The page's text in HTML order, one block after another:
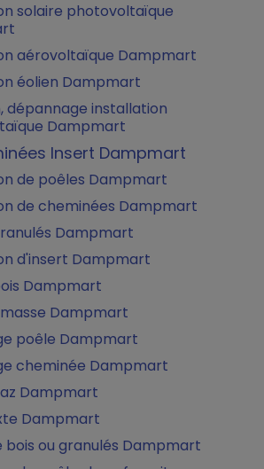
solaire photovoltaïque
aérovoltaïque Dampmart
éolien Dampmart
dépannage installation
Dampmart
Insert Dampmart
de poêles Dampmart
de cheminées Dampmart
Dampmart
d'insert Dampmart
Dampmart
Dampmart
poêle Dampmart
cheminée Dampmart
Dampmart
Dampmart
bois ou granulés Dampmart